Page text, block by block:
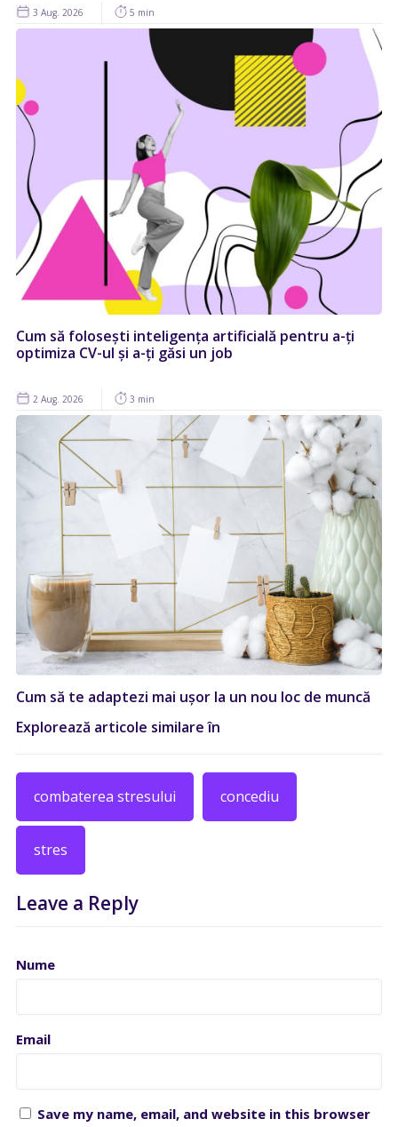
3 Aug. 2026 5 min
Cum să folosești inteligența artificială pentru a-ți
optimiza CV-ul și a-ți găsi un job
2 Aug. 2026 3 min
Cum să te adaptezi mai ușor la un nou loc de muncă
Explorează articole similare în
combaterea stresului concediu
stres
Leave a Reply
Nume
Email
Save my name, email, and website in this browser